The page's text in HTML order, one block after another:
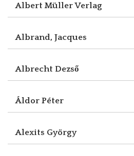
Albert Müller Verlag
Albrand, Jacques
Albrecht Dezső
Áldor Péter
Alexits György